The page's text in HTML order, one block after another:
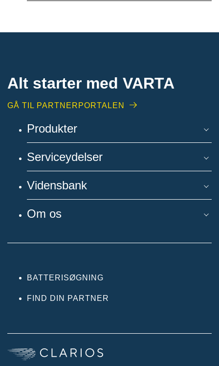
Alt starter med VARTA​
GÅ TIL PARTNERPORTALEN
Produkter
Serviceydelser
Vidensbank
Om os
BATTERISØGNING
FIND DIN PARTNER